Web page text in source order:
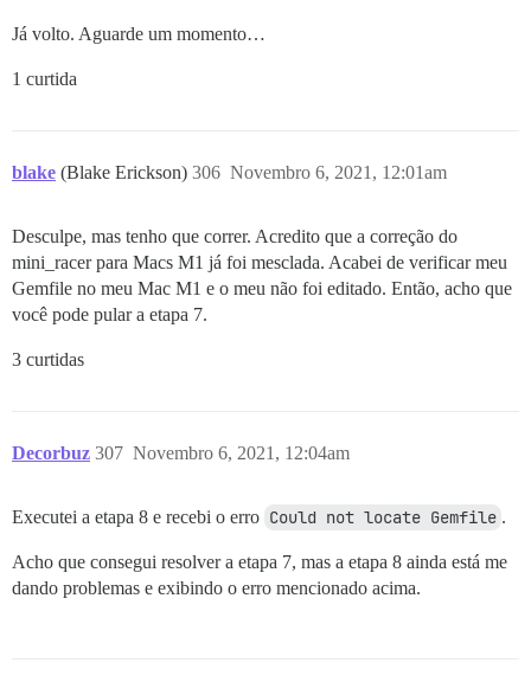
Já volto. Aguarde um momento…
1 curtida
blake (Blake Erickson) Novembro 6, 2021, 12:01am
306
Desculpe, mas tenho que correr. Acredito que a correção do
mini_racer para Macs M1 já foi mesclada. Acabei de verificar meu
Gemfile no meu Mac M1 e o meu não foi editado. Então, acho que
você pode pular a etapa 7.
3 curtidas
Decorbuz Novembro 6, 2021, 12:04am
307
Executei a etapa 8 e recebi o erro Could not locate Gemfile .
Acho que consegui resolver a etapa 7, mas a etapa 8 ainda está me
dando problemas e exibindo o erro mencionado acima.